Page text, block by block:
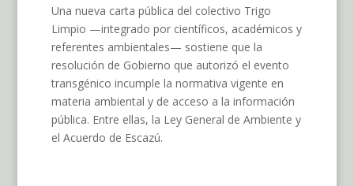
Una nueva carta pública del colectivo Trigo
Limpio —integrado por científicos, académicos y
referentes ambientales— sostiene que la
resolución de Gobierno que autorizó el evento
transgénico incumple la normativa vigente en
materia ambiental y de acceso a la información
pública. Entre ellas, la Ley General de Ambiente y
el Acuerdo de Escazú.